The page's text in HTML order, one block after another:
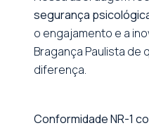
segurança
o engajamento e a
Bragança Paulista de
diferença.
Conformidade NR-1